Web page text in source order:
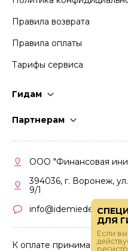
Правила возврата
Правила оплаты
Тарифы сервиса
Гидам
Партнерам
Кабинет партнера
Правила участия
ООО "Финансовая
394036, г. Воронеж,
9/1
info@idemiedem.ru
К оплате принимаются
ДЛЯ
Если